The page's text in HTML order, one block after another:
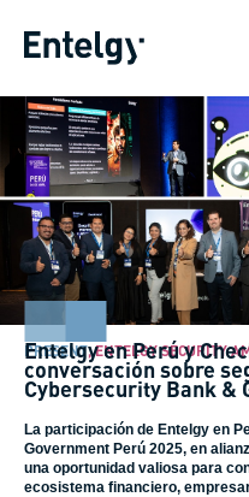
PRESENT,ENTELGY SECURITY
Entelgy en Perú y
conversación sobre
Cybersecurity Bank &
La participación de Entelgy en
Government Perú 2025, en
una oportunidad valiosa para
ecosistema financiero,